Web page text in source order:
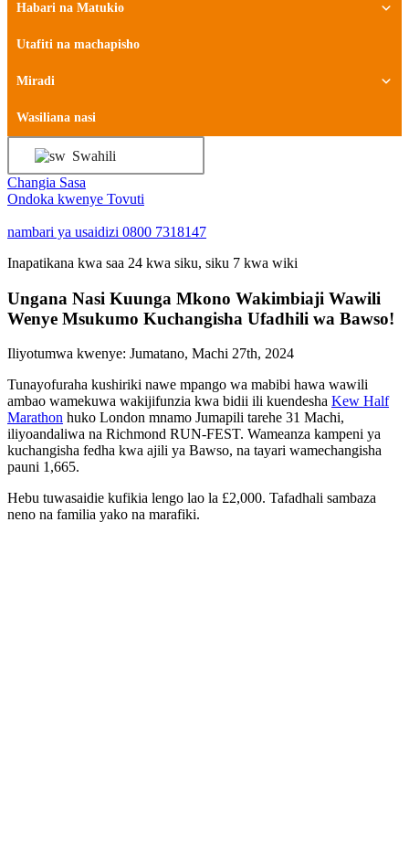
Habari na Matukio
Utafiti na machapisho
Miradi
Wasiliana nasi
Swahili
Changia Sasa
Ondoka kwenye Tovuti
nambari ya usaidizi 0800 7318147
Inapatikana kwa saa 24 kwa siku, siku 7 kwa wiki
Ungana Nasi Kuunga Mkono Wakimbiaji Wawili
Wenye Msukumo Kuchangisha Ufadhili wa Bawso!
Iliyotumwa kwenye: Jumatano, Machi 27th, 2024
Tunayofuraha kushiriki nawe mpango wa mabibi hawa wawili
ambao wamekuwa wakijifunzia kwa bidii ili kuendesha Kew Half
Marathon huko London mnamo Jumapili tarehe 31 Machi,
iliyoandaliwa na Richmond RUN-FEST. Wameanza kampeni ya
kuchangisha fedha kwa ajili ya Bawso, na tayari wamechangisha
pauni 1,665.
Hebu tuwasaidie kufikia lengo lao la £2,000. Tafadhali sambaza
neno na familia yako na marafiki.